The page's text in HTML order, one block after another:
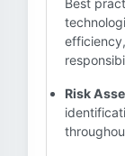
Best
Risk